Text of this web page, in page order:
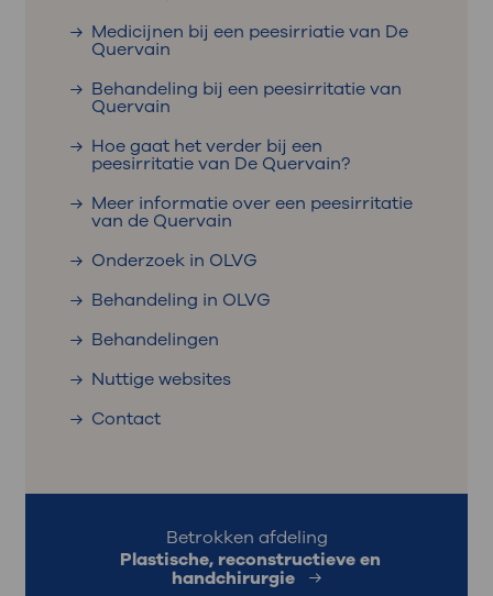
Medicijnen bij een peesirriatie van De
Quervain
Behandeling bij een peesirritatie van
Quervain
Hoe gaat het verder bij een
peesirritatie van De Quervain?
Meer informatie over een peesirritatie
van de Quervain
Onderzoek in OLVG
Behandeling in OLVG
Behandelingen
Nuttige websites
Contact
Betrokken afdeling
Plastische, reconstructieve en
handchirurgie